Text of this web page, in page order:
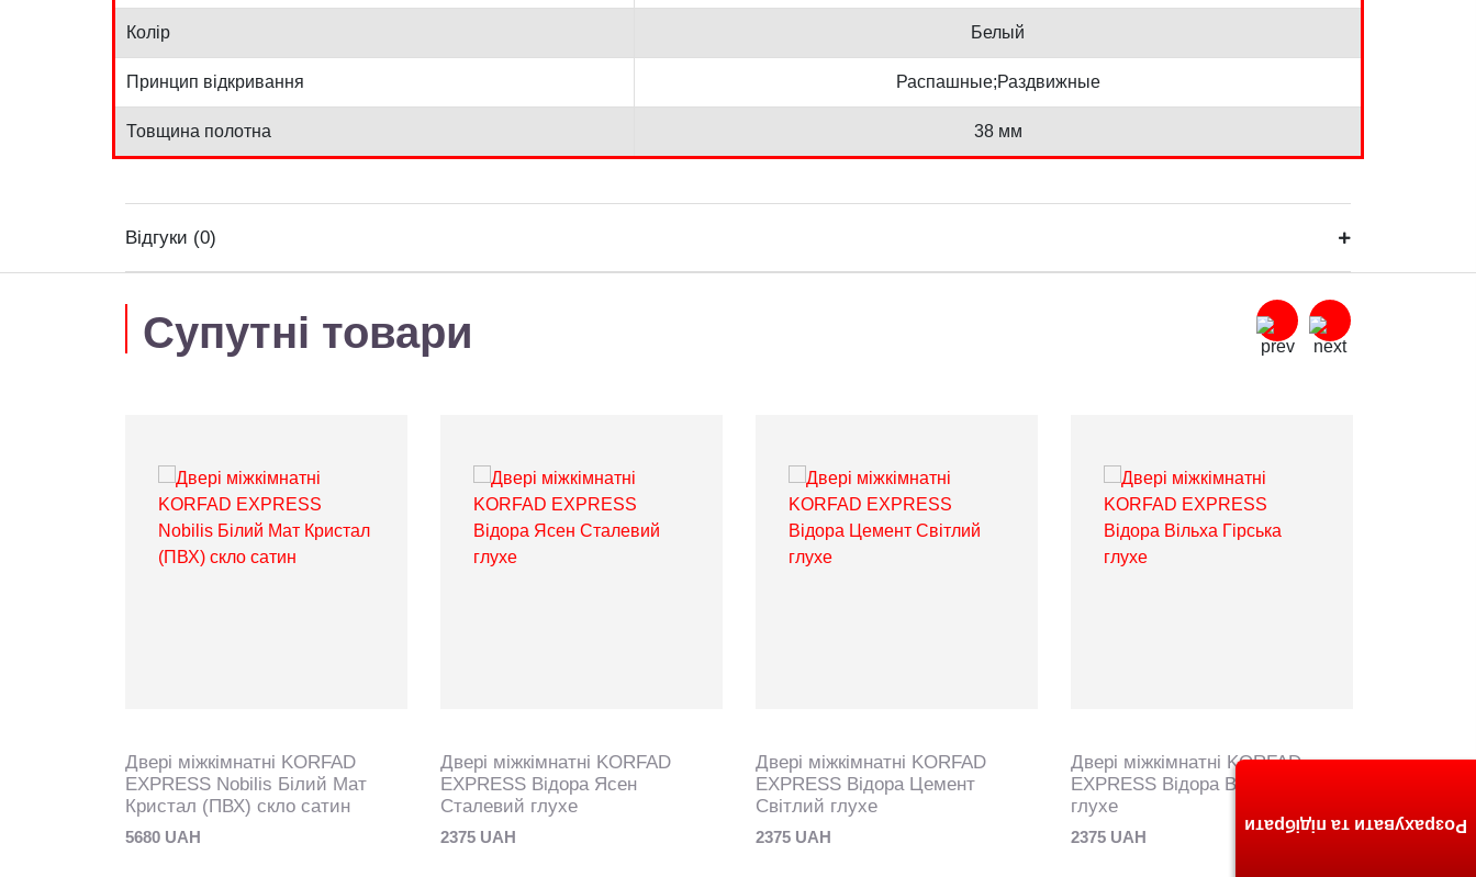
Колір Белый
Принцип відкривання Распашные;Раздвижные
Товщина полотна 38 мм
Відгуки (0)
Супутні товари
Двері міжкімнатні KORFAD
EXPRESS Nobilis Білий Мат
Кристал (ПВХ) скло сатин
5680 UAH
Двері міжкімнатні KORFAD
EXPRESS Відора Ясен
Сталевий глухе
2375 UAH
Двері міжкімнатні KORFAD
EXPRESS Відора Цемент
Світлий глухе
2375 UAH
Двері міжкімнатні KORFAD
EXPRESS Відора Вільха Гірська
глухе
2375 UAH
Розрахувати та підібрати